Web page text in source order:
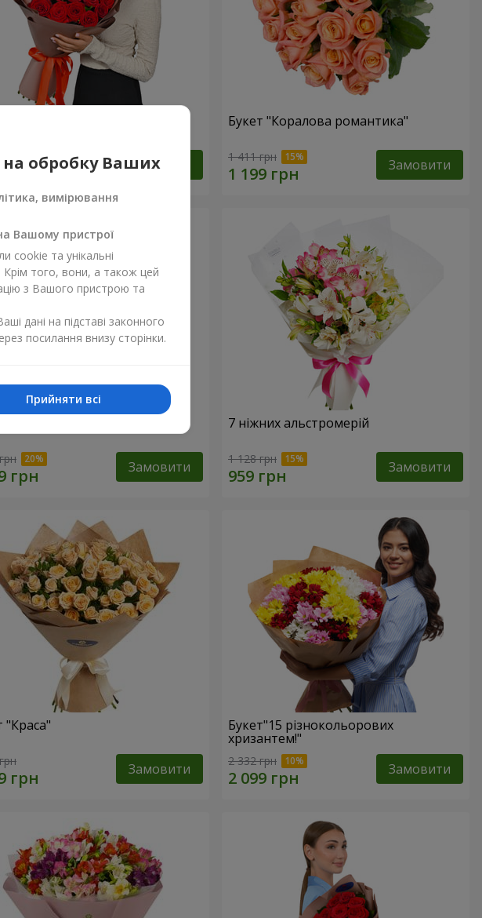
Замовити
Букет "Коралова романтика"
1 411 грн Замовити
Замовити
7 ніжних альстромерій
1 128 грн Замовити
"Краса"
Замовити
Букет"15 різнокольорових
хризантем!"
2 332 грн Замовити
на обробку Ваших
вимірювання
Вашому пристрої
cookie та унікальні
Крім того, вони, а також цей
з Вашого пристрою та
дані на підставі законного
посилання внизу сторінки.
Прийняти всі